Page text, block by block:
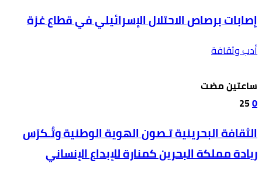
إصابات برصاص الاحتلال الإسرائيلي في قطاع غزة
أدب وثقافة
‫‫‫‏‫ساعتين مضت‬
0
25
الثقافة البحرينية تـصون الهوية الوطنية وتُـكرّس
ريادة مملكة البحرين كمنارة للإبداع الإنساني